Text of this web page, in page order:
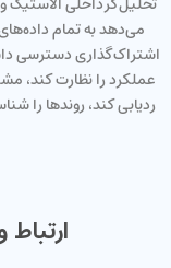
می‌دهد به تمام
اشتراک‌گذاری دسترسی
عملکرد را نظارت کند،
ردیابی کند، روندها را